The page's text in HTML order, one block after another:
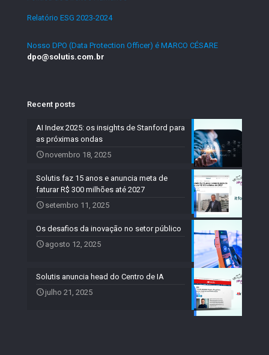
Relatório ESG 2023-2024.
Nosso DPO (Data Protection Officer) é MARCO CÉSARE
dpo@solutis.com.br
Recent posts
AI Index 2025: os insights de Stanford para
as próximas ondas
novembro 18, 2025
Solutis faz 15 anos e anuncia meta de
faturar R$ 300 milhões até 2027
setembro 11, 2025
Os desafios da inovação no setor público
agosto 12, 2025
Solutis anuncia head do Centro de IA
julho 21, 2025